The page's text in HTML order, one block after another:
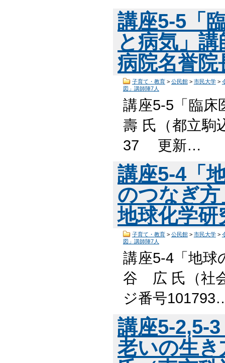
講座5-5「
と病気」
病院名誉
子育て・教育> 公民館> 市民大学>
図」講師陣7人
講座5-5「臨
壽 氏（都立駒
37 更新…
講座5-4「
のつなぎ
地球化学
子育て・教育> 公民館> 市民大学>
図」講師陣7人
講座5-4「地球
谷 広 氏（社
ジ番号
講座5-2,5-
老いの生